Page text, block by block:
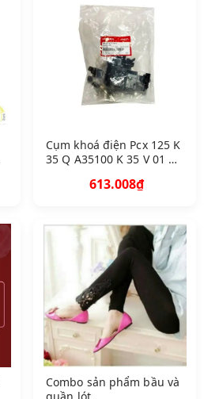
Cụm khoá điện Pcx 125 K
35 Q A35100 K 35 V 01 7
613.008₫
Combo sản phẩm bầu và